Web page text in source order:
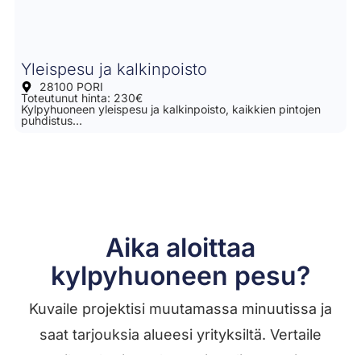
Yleispesu ja kalkinpoisto
28100 PORI
Toteutunut hinta: 230€
Kylpyhuoneen yleispesu ja kalkinpoisto, kaikkien pintojen
puhdistus…
Aika aloittaa
kylpyhuoneen pesu?
Kuvaile projektisi muutamassa minuutissa ja
saat tarjouksia alueesi yrityksiltä. Vertaile